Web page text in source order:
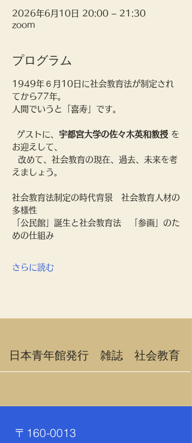
2026年6月10日 20:00 – 21:30
zoom
プログラム
1949年６月10日に社会教育法が制定され
てから77年。
人間でいうと「喜寿」です。
ゲストに、 宇都宮大学の佐々木英和教授 を
お迎えして、
えましょう。
社会教育法制定の時代背景　社会教育人材の
多様性
「公民館」誕生と社会教育法　「参画」のた
めの仕組み
さらに読む
​日本青年館発行 雑誌 社会教育
〒160-0013